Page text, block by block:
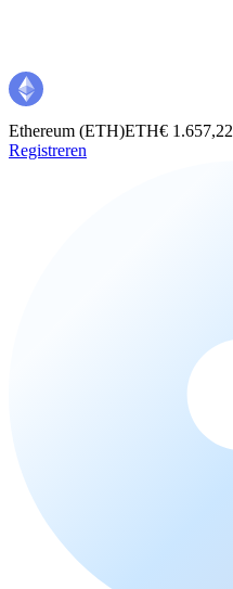
Ethereum (ETH)ETH€ 1.657,22
Registreren